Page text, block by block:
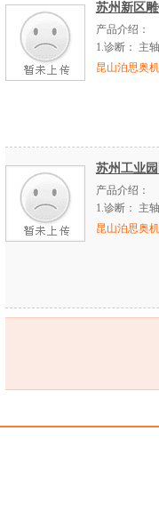
苏州新区
产品介绍：
1.诊断：
主
昆山泊思奥
苏州工业
产品介绍：
1.诊断：
主
昆山泊思奥